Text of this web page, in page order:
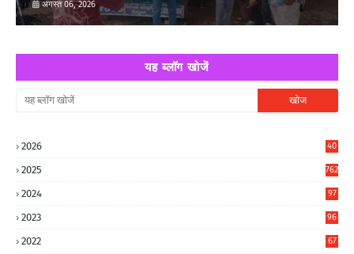
अगस्त 06, 2026
यह ब्लॉग खोजें
2026
40
2025 762
2024
97
2023
96
2022
67